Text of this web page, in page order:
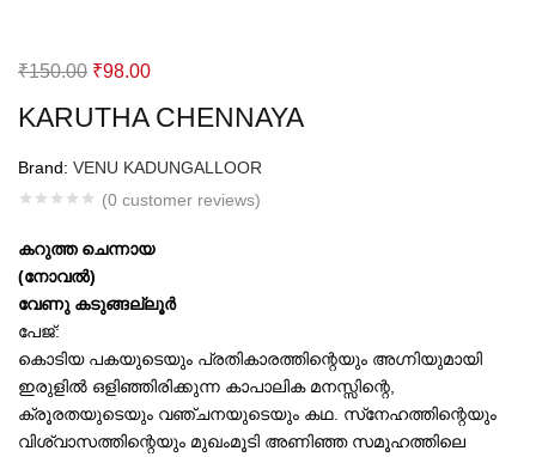
KARUTHA CHENNAYA
Brand: VENU KADUNGALLOOR
(0 customer reviews)
₹150.00 Original
was:
₹150.00.
₹98.00Current
is:
₹98.00.
കറുത്ത ചെന്നായ
(നോവല്‍)
വേണു കടുങ്ങല്ലൂര്‍
പേജ്:
കൊടിയ പകയുടെയും പ്രതികാരത്തിന്റെയും അഗ്നിയുമായി
ഇരുളില്‍ ഒളിഞ്ഞിരിക്കുന്ന കാപാലിക മനസ്സിന്റെ,
ക്രൂരതയുടെയും വഞ്ചനയുടെയും കഥ. സ്‌നേഹത്തിന്റെയും
വിശ്വാസത്തിന്റെയും മുഖംമൂടി അണിഞ്ഞ സമൂഹത്തിലെ